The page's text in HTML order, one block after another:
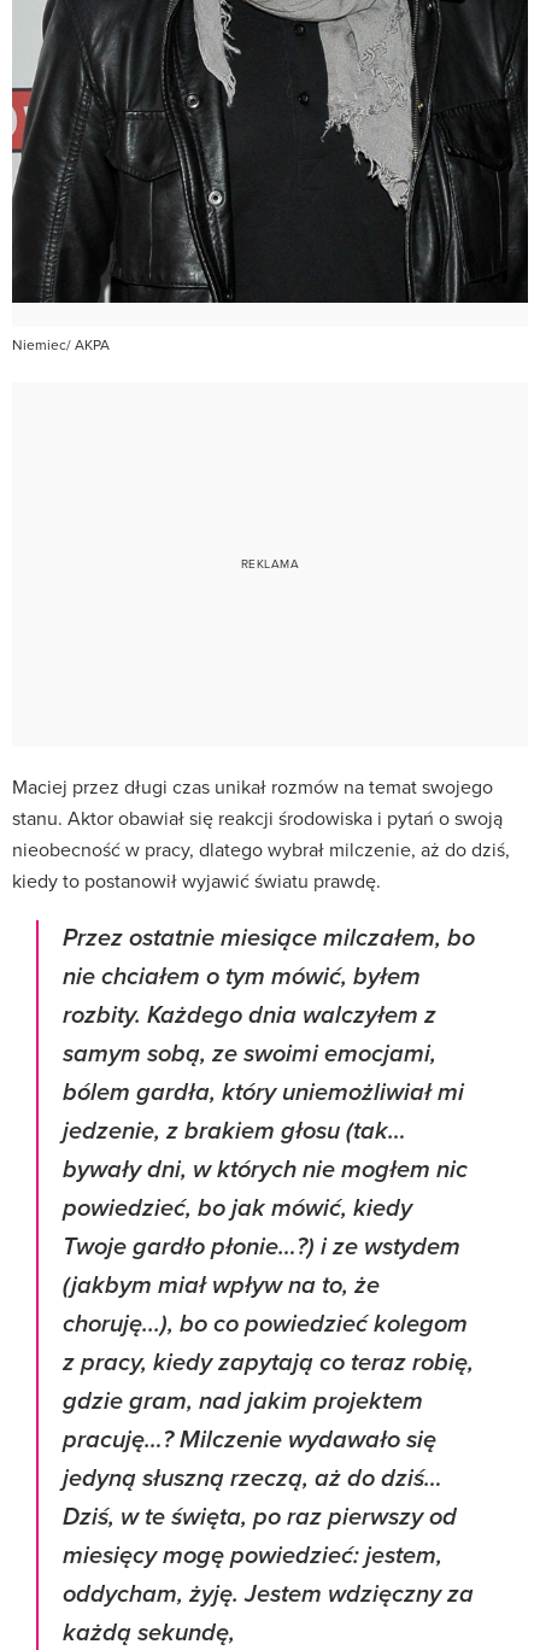
Niemiec/ AKPA
Maciej przez długi czas unikał rozmów na temat swojego
stanu. Aktor obawiał się reakcji środowiska i pytań o swoją
nieobecność w pracy, dlatego wybrał milczenie, aż do dziś,
kiedy to postanowił wyjawić światu prawdę.
Przez ostatnie miesiące milczałem, bo
nie chciałem o tym mówić, byłem
rozbity. Każdego dnia walczyłem z
samym sobą, ze swoimi emocjami,
bólem gardła, który uniemożliwiał mi
jedzenie, z brakiem głosu (tak…
bywały dni, w których nie mogłem nic
powiedzieć, bo jak mówić, kiedy
Twoje gardło płonie…?) i ze wstydem
(jakbym miał wpływ na to, że
choruję...), bo co powiedzieć kolegom
z pracy, kiedy zapytają co teraz robię,
gdzie gram, nad jakim projektem
pracuję…? Milczenie wydawało się
jedyną słuszną rzeczą, aż do dziś…
Dziś, w te święta, po raz pierwszy od
miesięcy mogę powiedzieć: jestem,
oddycham, żyję. Jestem wdzięczny za
każdą sekundę,